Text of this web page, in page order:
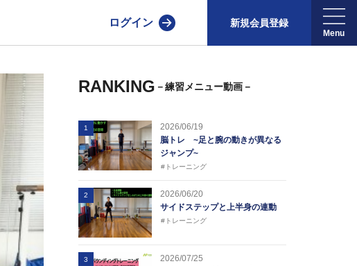
ログイン 新規会員登録
RANKING －練習メニュー動画－
1
2026/06/19
脳トレ ~足と腕の動きが異なる
ジャンプ~
#トレーニング
2
2026/06/20
サイドステップと上半身の連動
#トレーニング
3
2026/07/25